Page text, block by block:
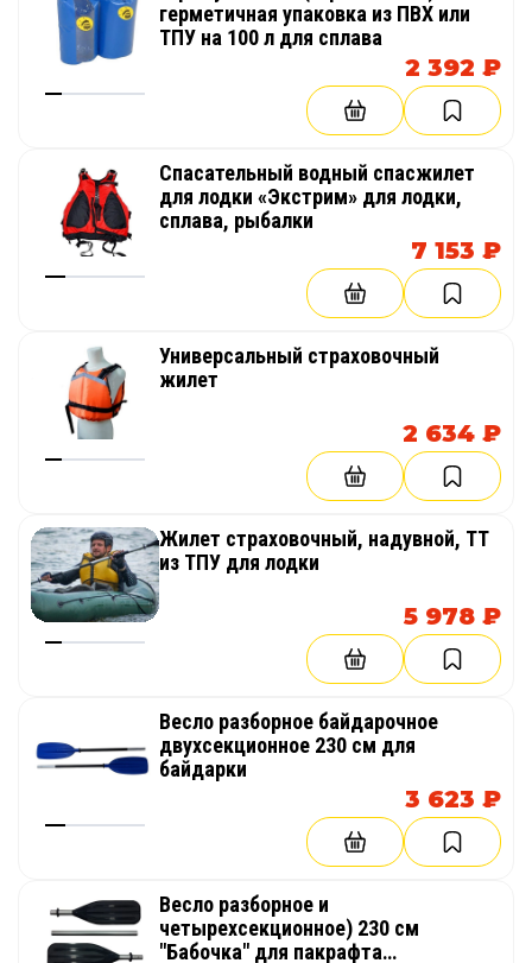
герметичная упаковка из ПВХ или
ТПУ на 100 л для сплава
2 392 ₽
Cпасательный водный спасжилет
для лодки «Экстрим» для лодки,
сплава, рыбалки
7 153 ₽
Универсальный страховочный
жилет
2 634 ₽
Жилет страховочный, надувной, ТТ
из ТПУ для лодки
5 978 ₽
Весло разборное байдарочное
двухсекционное 230 см для
байдарки
3 623 ₽
Весло разборное и
четырехсекционное) 230 см
"Бабочка" для пакрафта